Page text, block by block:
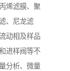
烯滤膜、聚
、尼龙滤
动相及样品
进样阀等不
分析、微量